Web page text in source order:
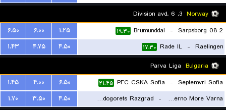
Norway
Sarpsborg 08 2
-
Brumunddal ۱۹:۳۰ ۱.۲۵ ۶.۰۰
۶.۵۰
Raelingen
-
Rade IL ۱۷:۳۰ ۴.۵۰ ۴.۷۵
۱.۴۳
Bulgaria
Septemvri Sofia
-
PFC CSKA Sofia ۲۱:۴۵ ۶.۵۰ ۴.۰۰
۱.۴۵
PFC Cherno More Varna
-
PFC Ludogorets Razgrad ۴.۵۰ ۳.۵۰
۱.۷۰